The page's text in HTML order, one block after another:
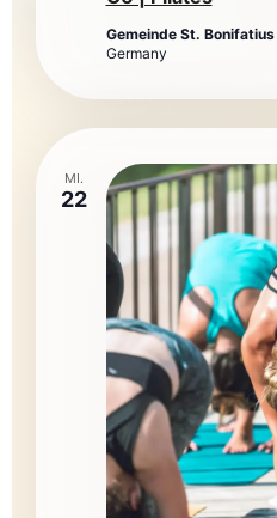
Gemeinde St. Bonifatius
Germany
MI.
22